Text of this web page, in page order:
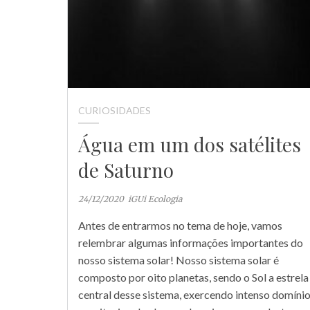
CURIOSIDADES
Água em um dos satélites
de Saturno
24/12/2020 iGUi Ecologia
Antes de entrarmos no tema de hoje, vamos
relembrar algumas informações importantes do
nosso sistema solar! Nosso sistema solar é
composto por oito planetas, sendo o Sol a estrela
central desse sistema, exercendo intenso domínio